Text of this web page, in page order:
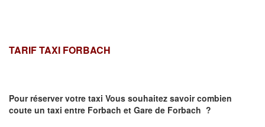
TARIF TAXI FORBACH
Pour réserver votre taxi Vous souhaitez savoircombien
coute un taxi entre Forbach et Gare de Forbach ?